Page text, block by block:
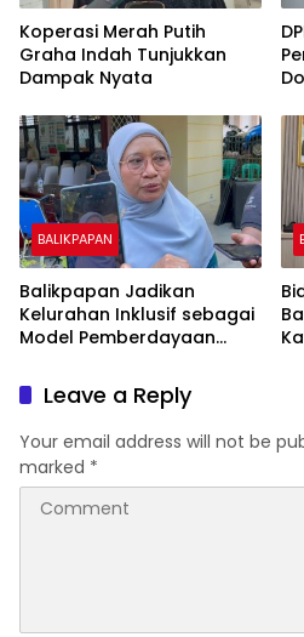
Koperasi Merah Putih
Graha Indah Tunjukkan
Dampak Nyata
BALIKPAPAN
Balikpapan Jadikan
Kelurahan Inklusif sebagai
Model Pemberdayaan
Leave a Reply
Your email address will not be
marked *